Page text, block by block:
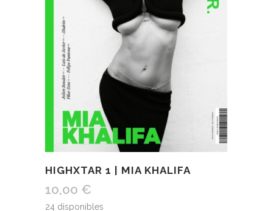
HIGHXTAR 1 | MIA KHALIFA
10,00 €
24 disponibles